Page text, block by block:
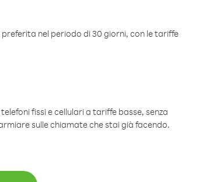
nel periodo di 30 giorni, con le tariffe
fissi e cellulari a tariffe basse, senza
sulle chiamate che stai già facendo.